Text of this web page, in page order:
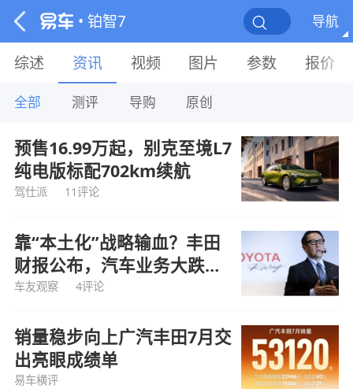
• 铂智7 导航
综述 资讯 视频 图片 参数 报价
全部 测评 导购 原创
预售16.99万起，别克至境L7
纯电版标配702km续航
驾仕派 11评论
靠“本土化”战略输血？丰田
财报公布，汽车业务大跌
21%
车友观察 4评论
销量稳步向上广汽丰田7月交
出亮眼成绩单
易车横评